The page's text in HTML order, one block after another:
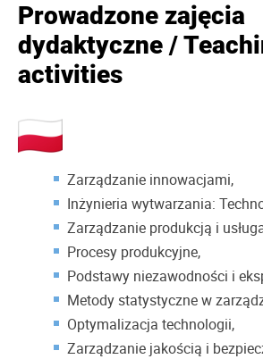
Prowadzone zajęcia
dydaktyczne /
activities
Zarządzanie innowacjami,
Inżynieria wytwarzania:
Zarządzanie produkcją i
Procesy produkcyjne,
Podstawy niezawodności i
Metody statystyczne w
Optymalizacja technologii,
Zarządzanie jakością i